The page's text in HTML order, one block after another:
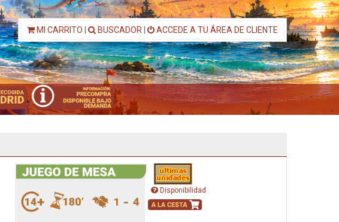
MI CARRITO BUSCADOR ACCEDE A TU ÁREA DE CLIENTE
Disponibilidad